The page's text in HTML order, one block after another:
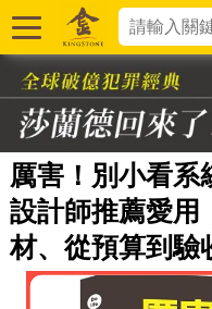
厲害！別小看系
設計師推薦愛用
材、從預算到驗